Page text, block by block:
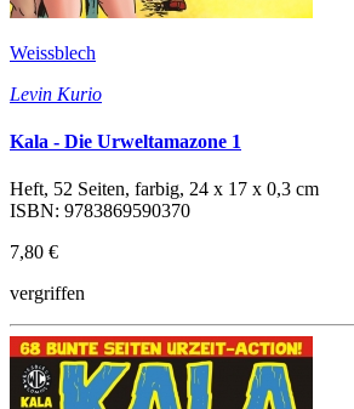
Weissblech
Levin Kurio
Kala - Die Urweltamazone 1
Heft, 52 Seiten, farbig, 24 x 17 x 0,3 cm
ISBN: 9783869590370
7,80 €
vergriffen